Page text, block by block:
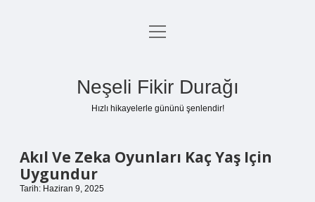
Anasayfa
menüyü
Neşeli Fikir Durağı
Hızlı hikayelerle gününü şenlendir!
Akıl Ve Zeka Oyunları Kaç Yaş Için
Uygundur
Tarih: Haziran 9, 2025